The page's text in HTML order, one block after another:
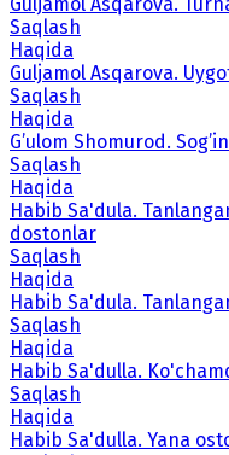
Saqlash
Haqida
Guljamol Asqarova.
Saqlash
Haqida
G’ulom Shomurod.
Saqlash
Haqida
Habib Sa'dula.
dostonlar
Saqlash
Haqida
Habib Sa'dula.
Saqlash
Haqida
Habib Sa'dulla.
Saqlash
Haqida
Habib Sa'dulla. Yana